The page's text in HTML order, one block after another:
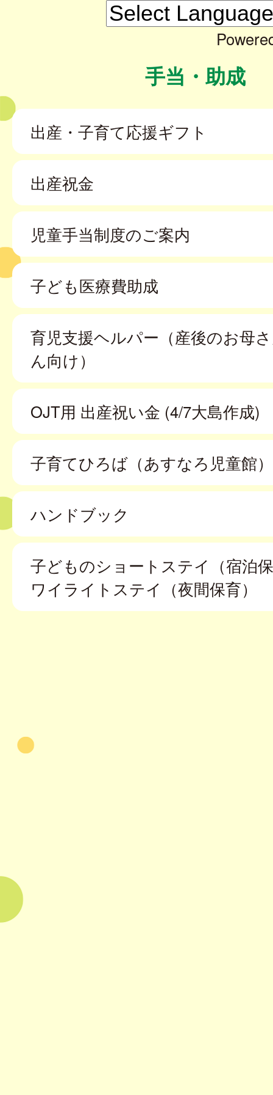
手当・助成
出産・子育て応援ギフト
出産祝金
児童手当制度のご案内
子ども医療費助成
育児支援ヘルパー（産後のお母
ん向け）
OJT用 出産祝い金 (4/7大島作成)
子育てひろば（あすなろ児童館）
ハンドブック
子どものショートステイ（宿泊
ワイライトステイ（夜間保育）